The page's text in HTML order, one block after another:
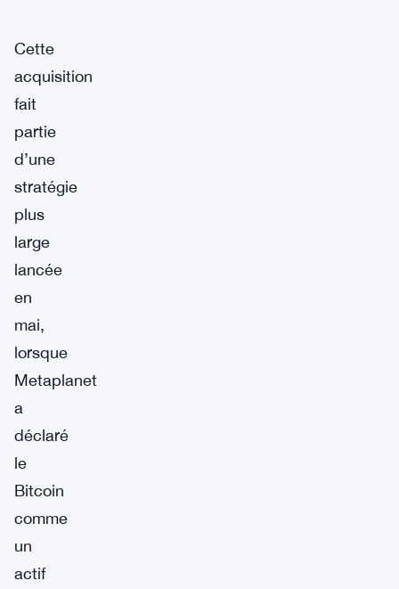
Cette
acquisition
fait
partie
d’une
stratégie
plus
large
lancée
en
mai,
lorsque
Metaplanet
a
déclaré
le
Bitcoin
comme
un
actif